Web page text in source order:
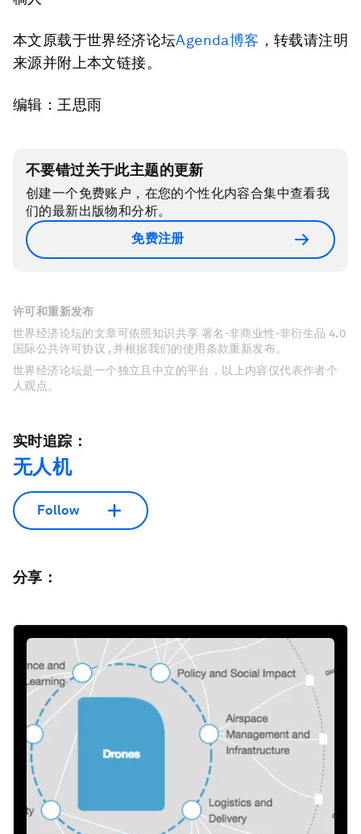
本文原载于世界经济论坛Agenda博客 ，转载请注明
来源并附上本文链接。
编辑：王思雨
不要错过关于此主题的更新
创建一个免费账户，在您的个性化内容合集中查看我
们的最新出版物和分析。
免费注册
许可和重新发布
世界经济论坛的文章可依照知识共享 署名-非商业性-非衍生品 4.0
国际公共许可协议 , 并根据我们的使用条款重新发布。
世界经济论坛是一个独立且中立的平台，以上内容仅代表作者个
人观点。
实时追踪：
无人机
Follow
分享：